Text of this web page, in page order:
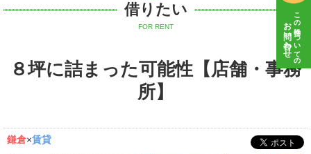
この物件についての
お問い合わせ
借りたい
FOR RENT
８坪に詰まった可能性【店舗・事務
所】
鎌倉×賃貸